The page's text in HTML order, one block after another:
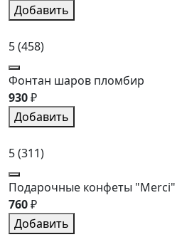
Добавить
5(458)
Фонтан шаров пломбир
930₽
Добавить
5(311)
Подарочные конфеты "Merci"
760₽
Добавить